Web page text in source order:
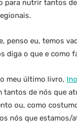
para nutrir tantos
penso eu, temos
diga o que e como
meu último livro,
tantos de nós que
ou, como
nós que